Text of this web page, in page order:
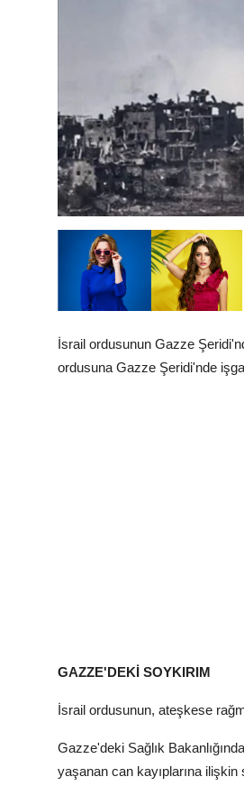
İsrail ordusunun Gazze
ordusuna Gazze Şeridi'nde
GAZZE'DEKİ SOYKIRIM
İsrail ordusunun, ateşkese
Gazze'deki Sağlık
yaşanan can kayıplarına ilişkin